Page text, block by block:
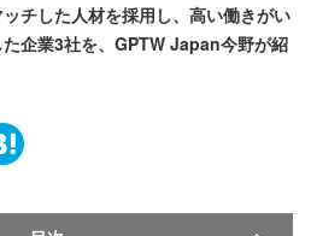
チした人材を採用し、高い働きがい
企業3社を、GPTW Japan今野が紹